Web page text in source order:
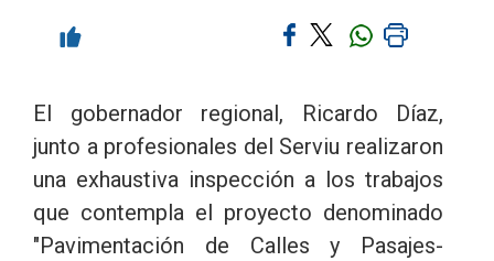
El gobernador regional, Ricardo Díaz,
junto a profesionales del Serviu realizaron
una exhaustiva inspección a los trabajos
que contempla el proyecto denominado
"Pavimentación de Calles y Pasajes-